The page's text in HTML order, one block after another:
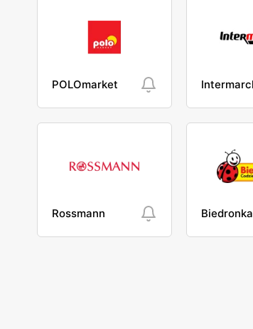
POLOmarket
Rossmann Biedronka